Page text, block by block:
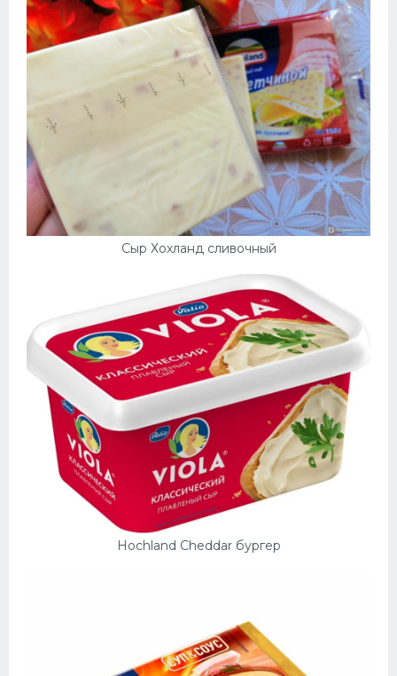
Сыр Хохланд сливочный
Hochland Cheddar бургер